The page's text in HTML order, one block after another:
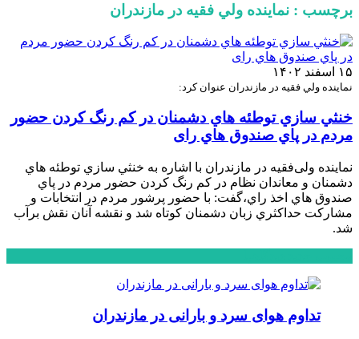
برچسب : نماينده ولي فقيه در مازندران
۱۵ اسفند ۱۴۰۲
نماينده ولي فقيه در مازندران عنوان کرد:
خنثي سازي توطئه هاي دشمنان در کم رنگ کردن حضور
مردم در پاي صندوق هاي رای
نماینده ولی‌فقیه در مازندران با اشاره به خنثي سازي توطئه هاي
دشمنان و معاندان نظام در کم رنگ کردن حضور مردم در پاي
صندوق هاي اخذ راي،گفت: با حضور پرشور مردم در انتخابات و
مشارکت حداکثري زبان دشمنان کوتاه شد و نقشه آنان نقش برآب
شد.
تداوم هوای سرد و بارانی در مازندران